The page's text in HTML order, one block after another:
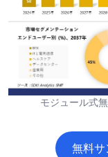
モジュール式
無料サ